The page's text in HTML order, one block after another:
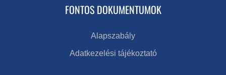
FONTOS DOKUMENTUMOK
Alapszabály
Adatkezelési tájékoztató